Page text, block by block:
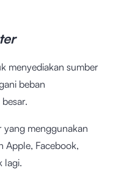
menyediakan sumber
beban
yang menggunakan
Apple, Facebook,
lagi.